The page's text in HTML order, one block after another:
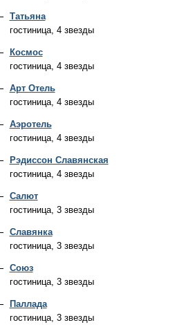
Татьяна
гостиница, 4 звезды
Космос
гостиница, 4 звезды
Арт Отель
гостиница, 4 звезды
Аэротель
гостиница, 4 звезды
Рэдиссон Славянская
гостиница, 4 звезды
Салют
гостиница, 3 звезды
Славянка
гостиница, 3 звезды
Союз
гостиница, 3 звезды
Паллада
гостиница, 3 звезды